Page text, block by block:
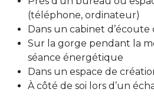
(téléphone, ordinateur)
Dans un cabinet
Sur la gorge pendant la
séance énergétique
Dans un espace de
À côté de soi lors d’un